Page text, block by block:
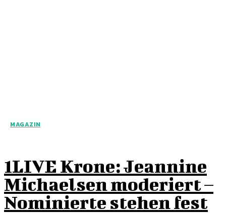
MAGAZIN
1LIVE Krone: Jeannine
Michaelsen moderiert –
Nominierte stehen fest